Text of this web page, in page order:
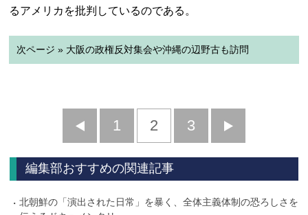
るアメリカを批判しているのである。
次ページ » 大阪の政権反対集会や沖縄の辺野古も訪問
前
へ
1 2 3
へ
編集部おすすめの関連記事
北朝鮮の「演出された日常」を暴く、全体主義体制の恐ろしさを